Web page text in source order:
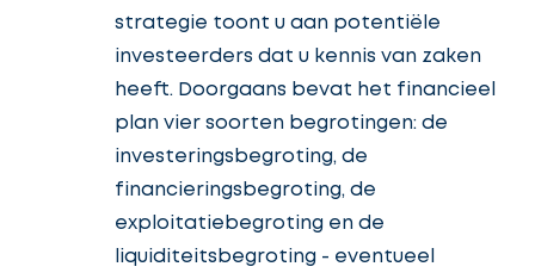
strategie toont u aan potentiële
investeerders dat u kennis van zaken
heeft. Doorgaans bevat het financieel
plan vier soorten begrotingen: de
investeringsbegroting, de
financieringsbegroting, de
exploitatiebegroting en de
liquiditeitsbegroting - eventueel